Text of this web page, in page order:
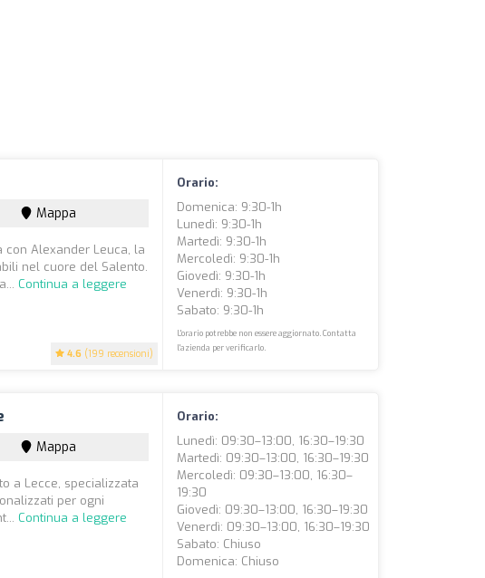
4.6 (199 recensioni)
Mappa
con Alexander Leuca, la
nel cuore del Salento.
Continua a leggere
Orario:
Domenica: 9:30-1h
Lunedì: 9:30-1h
Martedì: 9:30-1h
Mercoledì: 9:30-1h
Giovedì: 9:30-1h
Venerdì: 9:30-1h
Sabato: 9:30-1h
L'orario potrebbe non essere aggiornato. Contatta
l'azienda per verificarlo.
Mappa
a Lecce, specializzata
per ogni
Continua a leggere
Orario:
Lunedì: 09:30–13:00, 16:30–19:30
Martedì: 09:30–13:00, 16:30–19:30
Mercoledì: 09:30–13:00, 16:30–
19:30
Giovedì: 09:30–13:00, 16:30–19:30
Venerdì: 09:30–13:00, 16:30–19:30
Sabato: Chiuso
Domenica: Chiuso